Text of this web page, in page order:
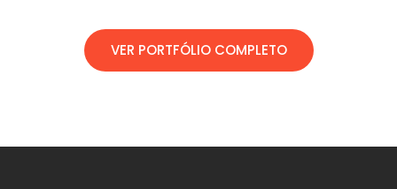
VER PORTFÓLIO COMPLETO